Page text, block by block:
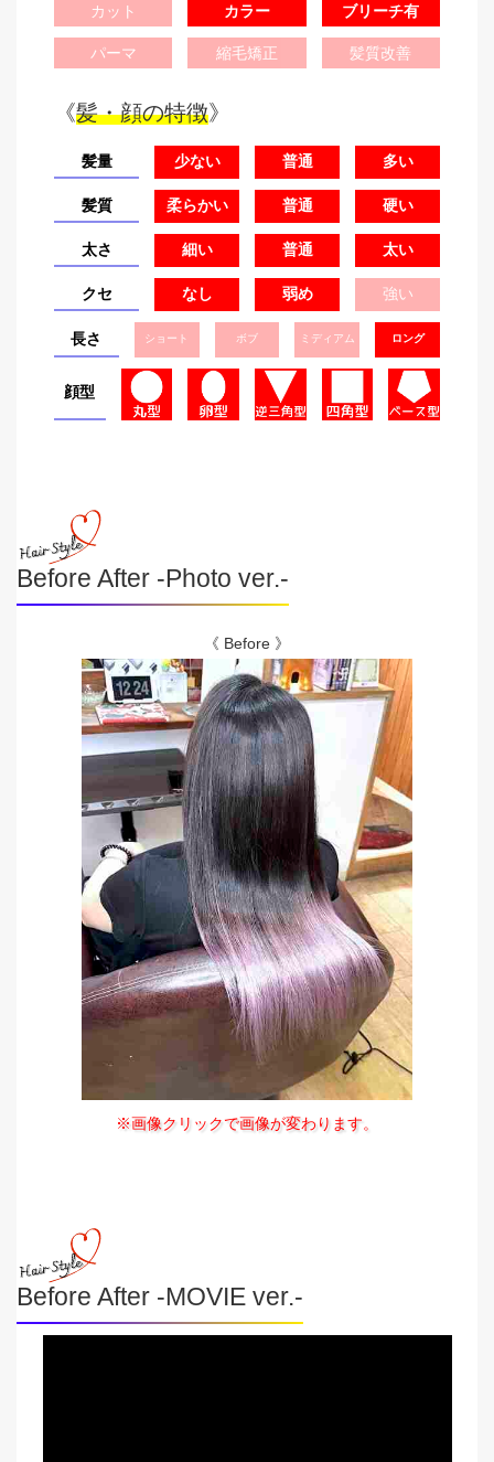
カット カラー ブリーチ有
パーマ 縮毛矯正 髪質改善
《髪・顔の特徴》
髪量 少ない 普通 多い
髪質 柔らかい 普通 硬い
太さ 細い 普通 太い
クセ なし 弱め 強い
長さ ショート ボブ ミディアム ロング
顔型
Before After -Photo ver.-
《 Before 》
※画像クリックで画像が変わります。
Before After -MOVIE ver.-